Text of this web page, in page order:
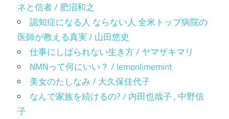
ネと信者 / 肥沼和之
認知症になる人 ならない人 全米トップ病院の
医師が教える真実 / 山田悠史
仕事にしばられない生き方 / ヤマザキマリ
NMNって何にいい？ / lemonlimemint
美女のたしなみ / 大久保佳代子
なんで家族を続けるの? / 内田也哉子 , 中野信
子